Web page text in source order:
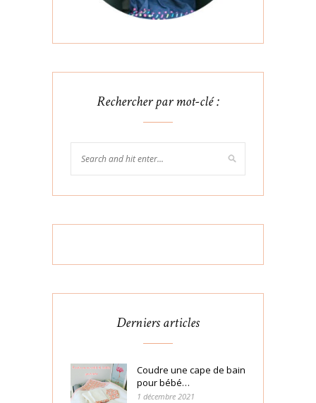
Rechercher par mot-clé :
Derniers articles
Coudre une cape de bain
pour bébé…
1 décembre 2021